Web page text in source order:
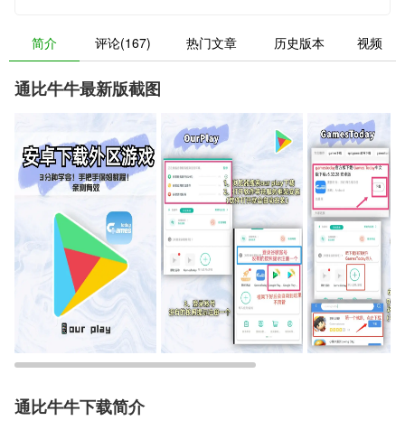
简介 评论(167) 热门文章 历史版本 视频
通比牛牛最新版截图
通比牛牛下载简介